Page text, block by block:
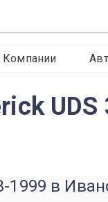
Компании
1999 в